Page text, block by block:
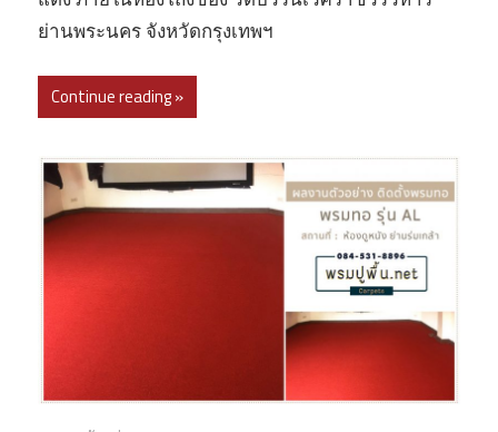
ย่านพระนคร จังหวัดกรุงเทพฯ
Continue reading »